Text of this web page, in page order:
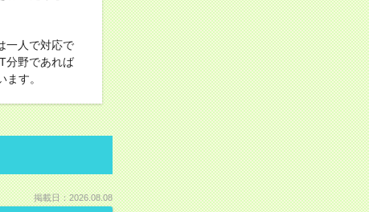
一人で対応で
分野であれば
す。
掲載日：2026.08.08